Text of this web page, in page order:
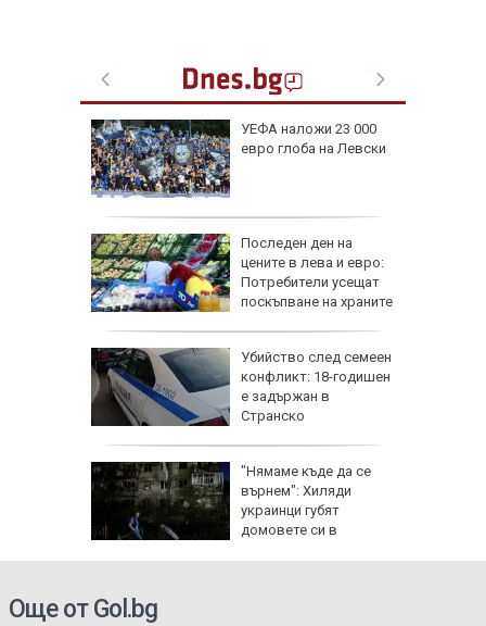
УЕФА наложи 23 000
евро глоба на Левски
Последен ден на
цените в лева и евро:
Потребители усещат
поскъпване на храните
Убийство след семеен
конфликт: 18-годишен
е задържан в
Странско
"Нямаме къде да се
върнем": Хиляди
украинци губят
домовете си в
Още от Gol.bg